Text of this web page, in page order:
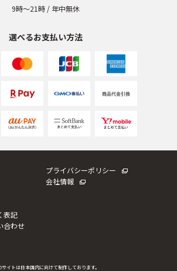
9時〜21時 / 年中無休
選べるお支払い方法
表記
合わせ
プライバシーポリシー
会社情報
サイトは日本国内に向けて制作しております。